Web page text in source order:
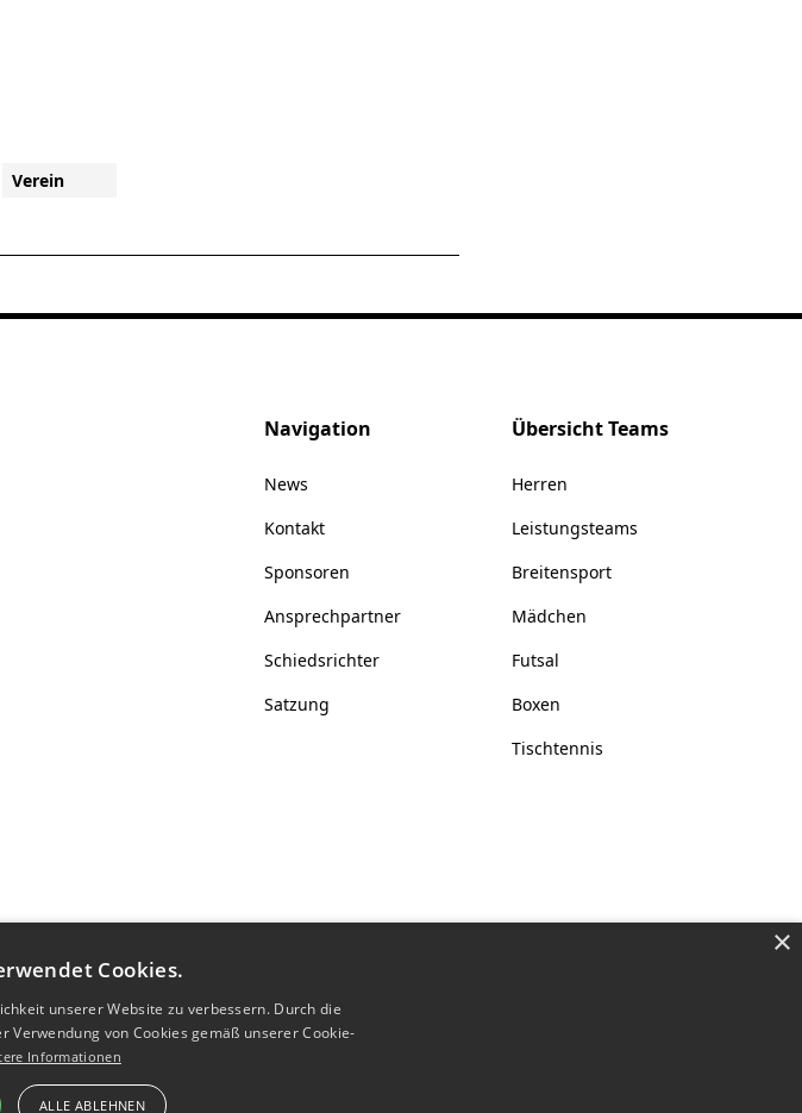
Verein
Navigation
News
Kontakt
Sponsoren
Ansprechpartner
Schiedsrichter
Satzung
Übersicht Teams
Herren
Leistungsteams
Breitensport
Mädchen
Futsal
Boxen
Tischtennis
×
Cookies.
unserer Website zu verbessern. Durch die
von Cookies gemäß unserer Cookie-
Informationen
ALLE ABLEHNEN